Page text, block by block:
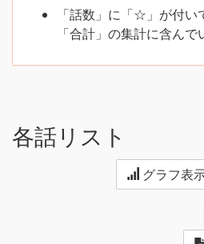
「話数」に「☆」が付
「合計」の集計に含んで
各話リスト
グラフ表